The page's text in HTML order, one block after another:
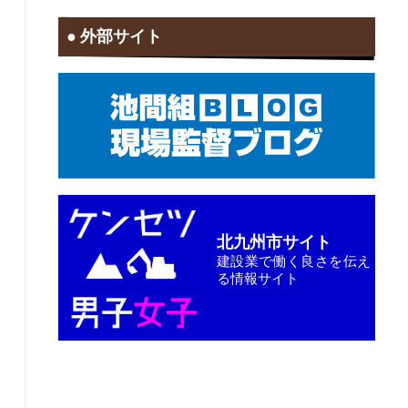
外部サイト
北九州市サイト
建設業で働く良さを伝え
る情報サイト